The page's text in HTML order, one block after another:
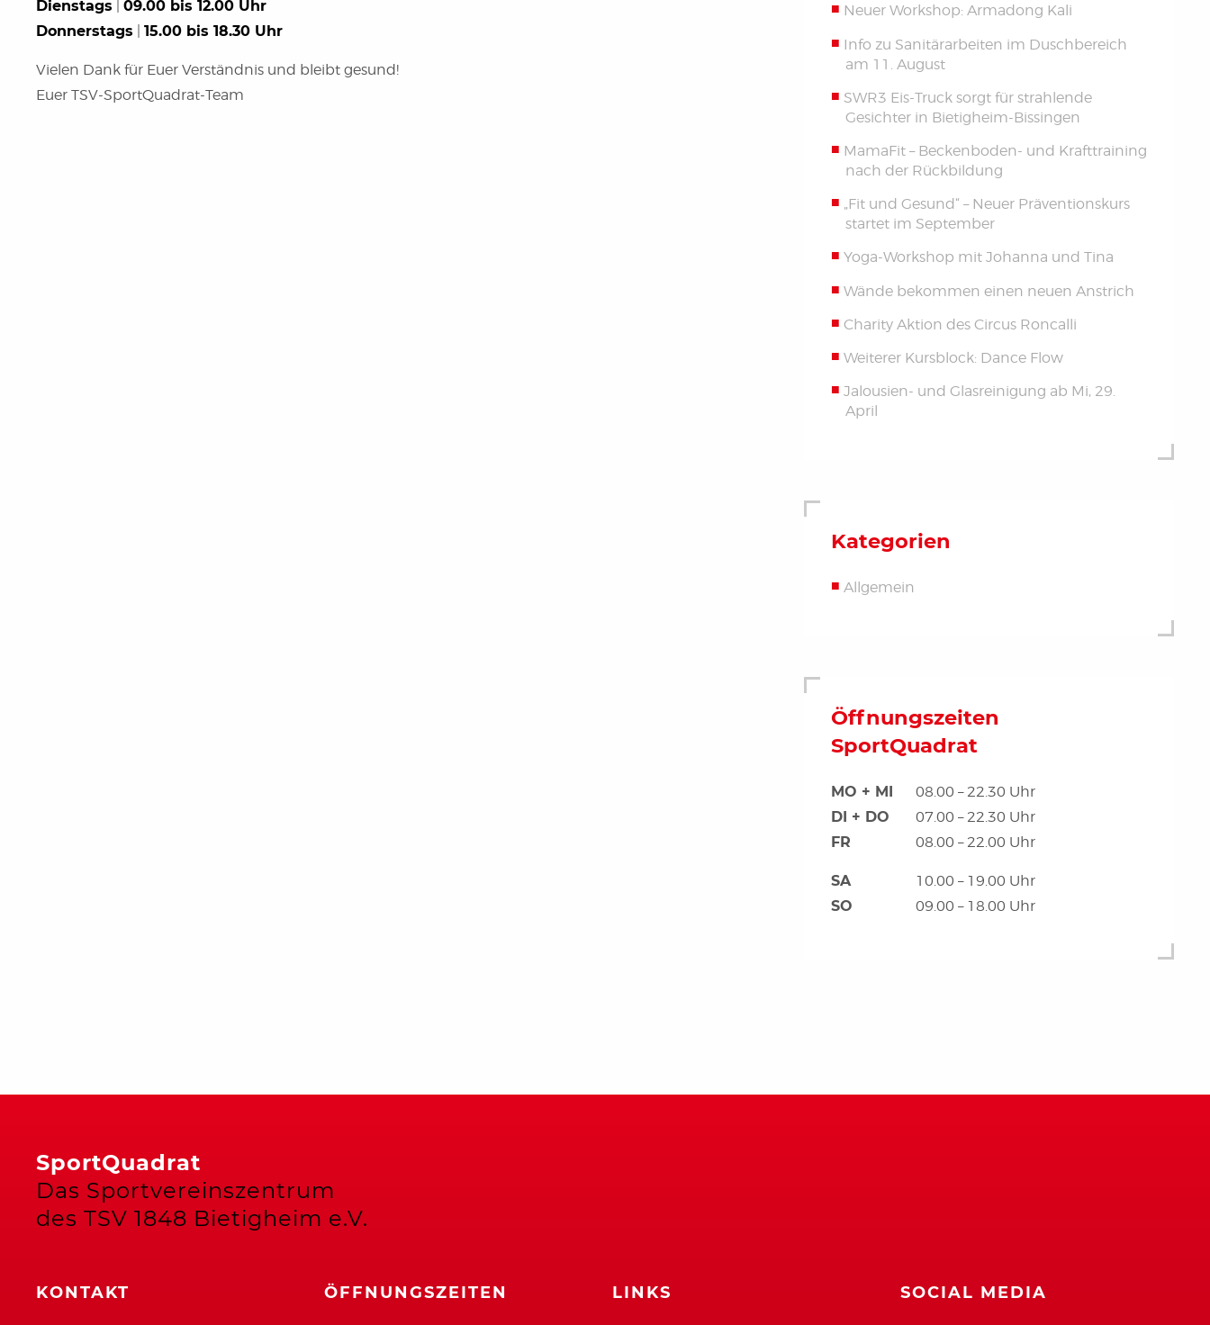
Dienstags
09.00 bis 12.00 Uhr
Donnerstags
15.00 bis 18.30 Uhr
Vielen Dank für Euer Verständnis und bleibt gesund!
Euer TSV-SportQuadrat-Team
Neuer Workshop: Armadong Kali
Info zu Sanitärarbeiten im Duschbereich
am 11. August
SWR3 Eis-Truck sorgt für strahlende
Gesichter in Bietigheim-Bissingen
MamaFit – Beckenboden- und Krafttraining
nach der Rückbildung
„Fit und Gesund“ – Neuer Präventionskurs
startet im September
Yoga-Workshop mit Johanna und Tina
Wände bekommen einen neuen Anstrich
Charity Aktion des Circus Roncalli
Weiterer Kursblock: Dance Flow
Jalousien- und Glasreinigung ab Mi, 29.
April
Kategorien
Allgemein
Öffnungszeiten
SportQuadrat
MO + MI
08.00 – 22.30 Uhr
DI + DO
07.00 – 22.30 Uhr
FR
08.00 – 22.00 Uhr
SA
10.00 – 19.00 Uhr
SO
09.00 – 18.00 Uhr
SportQuadrat
Das Sportvereinszentrum
des TSV 1848 Bietigheim e.V.
KONTAKT ÖFFNUNGSZEITEN LINKS SOCIAL MEDIA